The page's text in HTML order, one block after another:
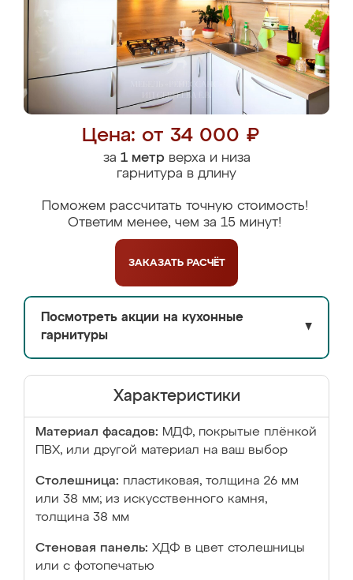
Цена: от 34 000 ₽
за 1 метрверха и низа
гарнитура в длину
Поможем рассчитать точную стоимость!
Ответим менее, чем за 15 минут!
ЗАКАЗАТЬ РАСЧЁТ
Посмотреть акции на кухонные
гарнитуры
▼
Характеристики
Материал фасадов: МДФ, покрытые плёнкой
ПВХ, или другой материал на ваш выбор
Столешница: пластиковая, толщина 26 мм
или 38 мм; из искусственного камня,
толщина 38 мм
Стеновая панель: ХДФ в цвет столешницы
или с фотопечатью